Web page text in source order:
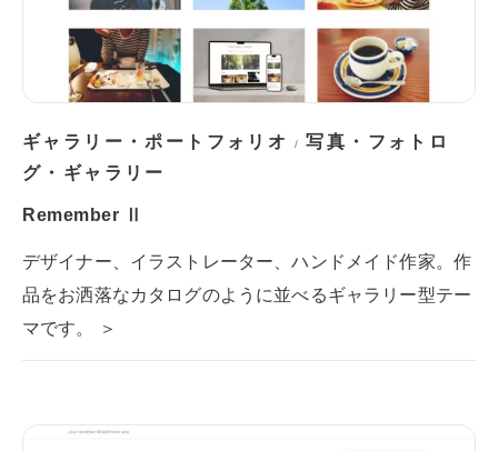
ギャラリー・ポートフォリオ /写真・フォトロ
グ・ギャラリー
Remember Ⅱ
デザイナー、イラストレーター、ハンドメイド作家。作
品をお洒落なカタログのように並べるギャラリー型テー
マです。 ＞